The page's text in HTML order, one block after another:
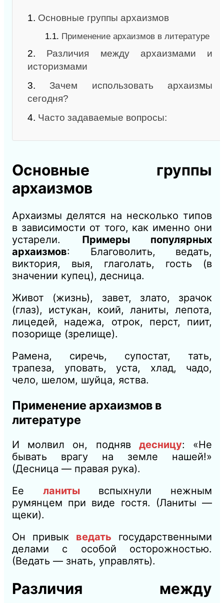
1. Основные группы архаизмов
1.1. Применение архаизмов в литературе
2. Различия между архаизмами и
историзмами
3. Зачем использовать архаизмы
сегодня?
4. Часто задаваемые вопросы:
Основные группы
архаизмов
Архаизмы делятся на несколько типов
в зависимости от того, как именно они
устарели. Примеры популярных
архаизмов: Благоволить, ведать,
виктория, выя, глаголать, гость (в
значении купец), десница.
Живот (жизнь), завет, злато, зрачок
(глаз), истукан, коий, ланиты, лепота,
лицедей, надежа, отрок, перст, пиит,
позорище (зрелище).
Рамена, сиречь, супостат, тать,
трапеза, уповать, уста, хлад, чадо,
чело, шелом, шуйца, яства.
Применение архаизмов в
литературе
И молвил он, подняв десницу: «Не
бывать врагу на земле нашей!»
(Десница — правая рука).
Ее ланитывспыхнули нежным
румянцем при виде гостя. (Ланиты —
щеки).
Он привык ведать государственными
делами с особой осторожностью.
(Ведать — знать, управлять).
Различия между